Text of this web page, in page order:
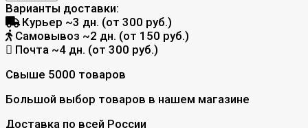
Варианты доставки:
Курьер ~3 дн. (от 300 руб.)
Самовывоз ~2 дн. (от 150 руб.)
Почта ~4 дн. (от 300 руб.)
Свыше 5000 товаров
Большой выбор товаров в нашем магазине
Доставка по всей России